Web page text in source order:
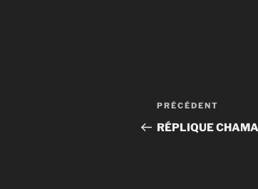
Navigation
de
Article
précédent
PRÉCÉDENT
RÉPLIQUE